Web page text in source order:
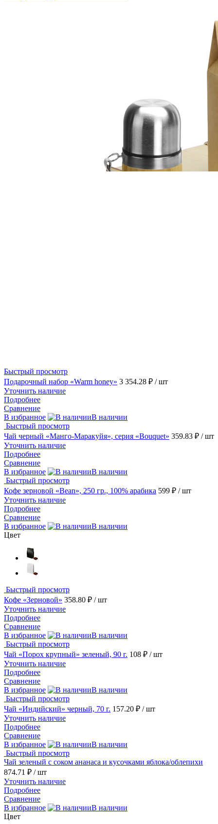
Быстрый просмотр
Подарочный набор «Warm honey» 3 354.28 ₽ / шт
Уточнить наличие
Подробнее
Сравнение
В избранное
В наличии
Быстрый просмотр
Чай черный «Манго-Маракуйя», серия «Bouquet» 359.83 ₽ / шт
Уточнить наличие
Подробнее
Сравнение
В избранное
В наличии
Быстрый просмотр
Кофе зерновой «Bean», 250 гр., 100% арабика 599 ₽ / шт
Уточнить наличие
Подробнее
Сравнение
В избранное
В наличии
Цвет
Быстрый просмотр
Кофе «Зерновой» 358.80 ₽ / шт
Уточнить наличие
Подробнее
Сравнение
В избранное
В наличии
Быстрый просмотр
Чай «Порох крупный» зеленый, 90 г. 108 ₽ / шт
Уточнить наличие
Подробнее
Сравнение
В избранное
В наличии
Быстрый просмотр
Чай «Индийский» черный, 70 г. 157.20 ₽ / шт
Уточнить наличие
Подробнее
Сравнение
В избранное
В наличии
Быстрый просмотр
Чай зеленый с соком ананаса и кусочками яблока/облепихи
874.71 ₽ / шт
Уточнить наличие
Подробнее
Сравнение
В избранное
В наличии
Цвет